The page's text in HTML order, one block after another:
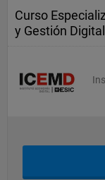
Curso
y Gestión